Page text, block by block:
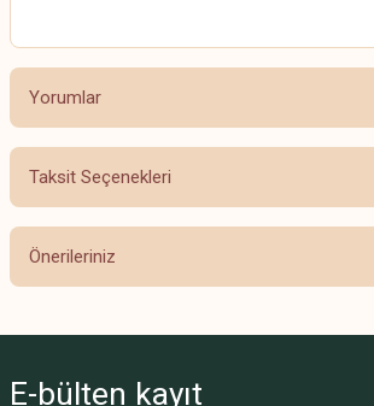
Yorumlar
Bu ürüne ilk yorumu siz yapın!
Taksit Seçenekleri
Önerileriniz
Görüş ve önerileriniz için teşekkür ederiz.
E-bülten kayıt